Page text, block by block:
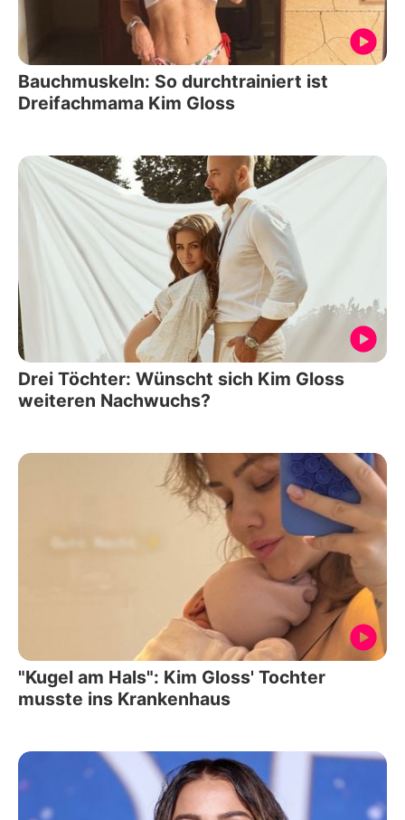
Bauchmuskeln: So durchtrainiert ist
Dreifachmama Kim Gloss
Drei Töchter: Wünscht sich Kim Gloss
weiteren Nachwuchs?
"Kugel am Hals": Kim Gloss' Tochter
musste ins Krankenhaus